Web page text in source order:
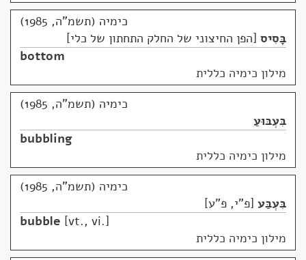
כימיה (תשמ"ה, 1985)
בָּסִיס הפן החיצוני של החלק התחתון של כלי
bottom
מילון כימיה כללית
כימיה (תשמ"ה, 1985)
בִּעְבּוּעַ
bubbling
מילון כימיה כללית
כימיה (תשמ"ה, 1985)
בִּעְבַּע פ"י, פ"ע
bubble vt., vi.
מילון כימיה כללית